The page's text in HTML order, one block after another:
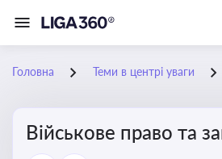
Головна Теми в центрі уваги
Військове право та